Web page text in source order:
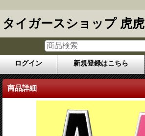
タイガースショップ 虎虎
ログイン 新規登録はこちら
商品詳細